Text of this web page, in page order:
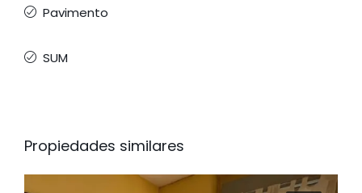
Pavimento
SUM
Propiedades similares